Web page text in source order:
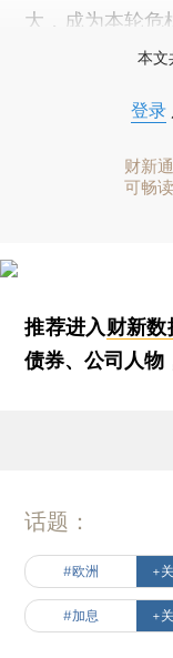
大，成为本轮危
本文
登录
财新
可畅
推荐进入财新数
债券、公司人物
话题：
#欧洲 +
#加息 +